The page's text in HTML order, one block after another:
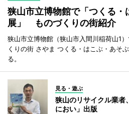
狭山市立博物館で「つくる・
展」 ものづくりの街紹介
狭山市立博物館（狭山市入間川稲荷山1
くりの街 さやま つくる・はこぶ・あそ
る。
見る・遊ぶ
狭山のリサイクル業者
におい」出版